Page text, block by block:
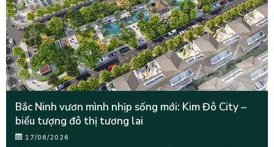
Bắc Ninh vươn mình nhịp sống mới: Kim Đô City –
biểu tượng đô thị tương lai
17/06/2026